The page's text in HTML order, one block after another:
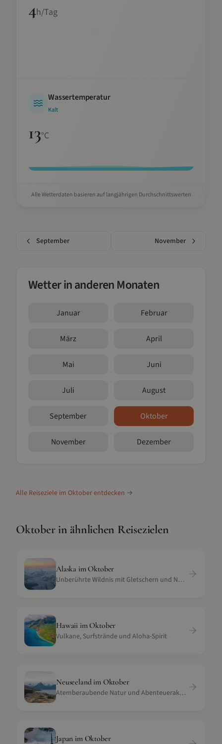
4h/Tag
Wassertemperatur
Kalt
13°C
Alle Wetterdaten basieren auf langjährigen Durchschnittswerten
September November
Wetter in anderen Monaten
Januar Februar
März April
Mai Juni
Juli August
September Oktober
November Dezember
Alle Reiseziele im Oktoberentdecken →
Oktoberin ähnlichen Reisezielen
Alaska im Oktober
Unberührte Wildnis mit Gletschern und Nordlichtern
Hawaii im Oktober
Vulkane, Surfstrände und Aloha-Spirit
Neuseelandim Oktober
Atemberaubende Natur und Abenteueraktivitäten
Japan im Oktober